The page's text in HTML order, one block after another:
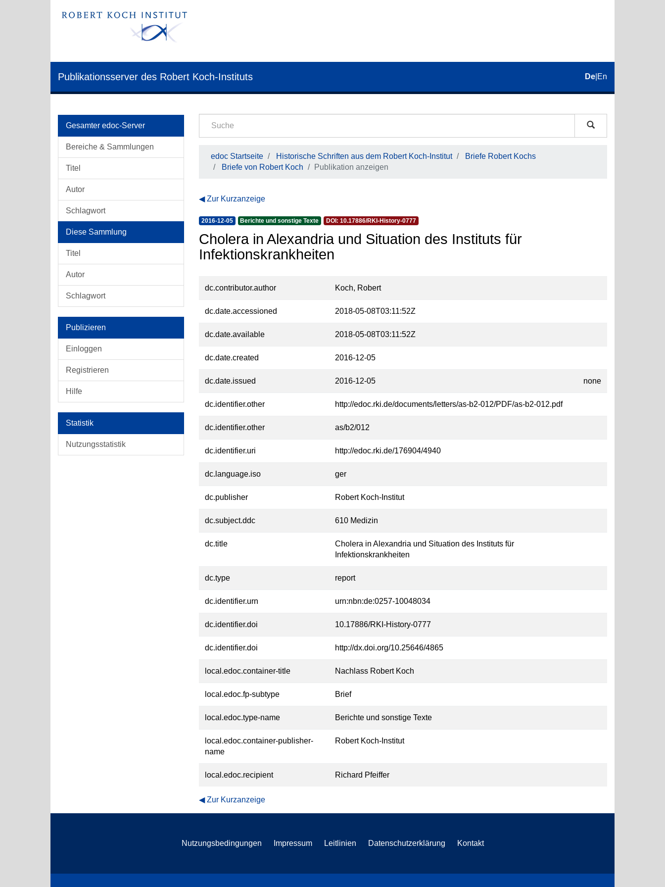
Publikationsserver des Robert Koch-Instituts De En
Gesamter edoc-Server
Bereiche & Sammlungen
Titel
Autor
Schlagwort
Diese Sammlung
Titel
Autor
Schlagwort
Publizieren
Einloggen
Registrieren
Hilfe
Statistik
Nutzungsstatistik
edoc Startseite Historische Schriften aus dem Robert Koch-Institut
Briefe Robert Kochs
Briefe von Robert Koch
Publikation anzeigen
Zur Kurzanzeige
2016-12-05 Berichte und sonstige Texte DOI: 10.17886/RKI-History-0777
Cholera in Alexandria und Situation des Instituts für
Infektionskrankheiten
dc.contributor.author Koch, Robert
dc.date.accessioned 2018-05-08T03:11:52Z
dc.date.available 2018-05-08T03:11:52Z
dc.date.created 2016-12-05
dc.date.issued 2016-12-05 none
dc.identifier.other http://edoc.rki.de/documents/letters/as-b2-012/PDF/as-b2-012.pdf
dc.identifier.other as/b2/012
dc.identifier.uri http://edoc.rki.de/176904/4940
dc.language.iso ger
dc.publisher Robert Koch-Institut
dc.subject.ddc 610 Medizin
dc.title
Cholera in Alexandria und Situation des Instituts für
Infektionskrankheiten
dc.type report
dc.identifier.urn urn:nbn:de:0257-10048034
dc.identifier.doi 10.17886/RKI-History-0777
dc.identifier.doi http://dx.doi.org/10.25646/4865
local.edoc.container-title Nachlass Robert Koch
local.edoc.fp-subtype Brief
local.edoc.type-name Berichte und sonstige Texte
local.edoc.container-publisher-
name
Robert Koch-Institut
local.edoc.recipient Richard Pfeiffer
Zur Kurzanzeige
Nutzungsbedingungen Impressum Leitlinien Datenschutzerklärung Kontakt